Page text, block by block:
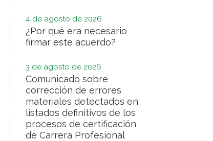
4 de agosto de 2026
¿Por qué era necesario
firmar este acuerdo?
3 de agosto de 2026
Comunicado sobre
corrección de errores
materiales detectados en
listados definitivos de los
procesos de certificación
de Carrera Profesional